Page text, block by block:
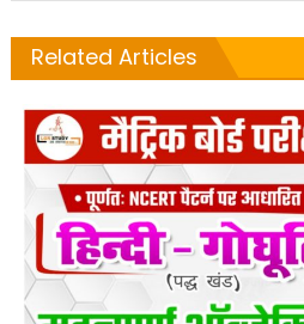
Related Articles